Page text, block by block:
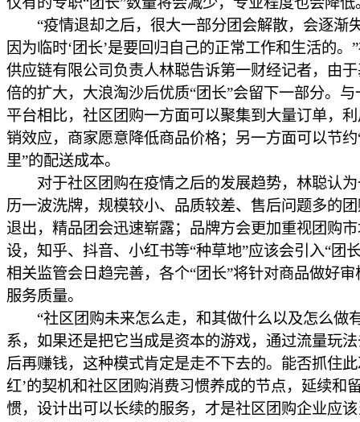
“疫情退却之后，很大一部分团会解散，会逐渐
因为临时‘团长’是要回归自己的正常工作和生活的。
供应链有限公司负责人林聪告诉第一财经记者，由
倍的扩大，大浪淘沙后优质“团长”会留下一部分。与
平台相比，社区团购一方面可以聚集到大量订单，
销效应，商家愿意降低商品价格；另一方面可以节
里”的配送成本。
对于社区团购在疫情之后的发展趋势，林聪认为
历一波洗牌，规模较小、品质较差、售后问题多的
退出，精品团会迅速崭露；品牌方会更加重视团购
设，知乎、抖音、小红书等“种草地”应该会引入“团
相关监管会日趋完善，各个“团长”将针对商品做好审
服务质量。
“社区团购未来怎么走，和其做什么以及怎么做
系，如果还是把它当成是资本的游戏，通过流量玩
后再赚钱，这种模式肯定是走不下去的。能否抓住此
红’的契机和社区团购消费习惯养成的节点，延续和
惯，设计出可以长续的服务，才是社区团购企业应